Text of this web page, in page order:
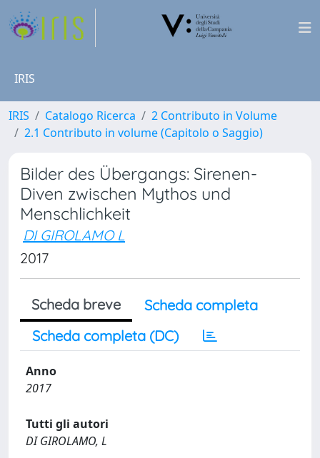
IRIS
IRIS Catalogo Ricerca
2 Contributo in Volume
2.1 Contributo in volume (Capitolo o Saggio)
Bilder des Übergangs: Sirenen-
Diven zwischen Mythos und
Menschlichkeit
DI GIROLAMO L
2017
Scheda breve
Scheda completa
Scheda completa (DC)
Anno
2017
Tutti gli autori
DI GIROLAMO, L